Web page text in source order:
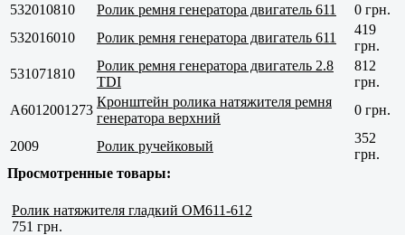
532010810
Ролик ремня генератора двигатель 611
0 грн.
532016010
Ролик ремня генератора двигатель 611
419
грн.
531071810
Ролик ремня генератора двигатель 2.8
TDI
812
грн.
A6012001273
Кронштейн ролика натяжителя ремня
генератора верхний
0 грн.
2009 Ролик ручейковый
352
грн.
Просмотренные товары:
Ролик натяжителя гладкий OM611-612
751 грн.